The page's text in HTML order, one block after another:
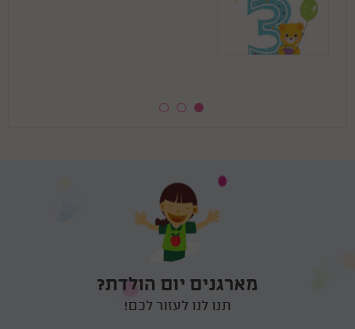
מחמאות על היום הולדת. אשלח לך סרטונים יותר מאוחר שאתפנה
קוסם מושלם לגיל 6 19/05
קיבלתי המלצה חמה עליכם הכל היה מ-ו-ש-ל-ם! הילדים מאוד נהנו והיו
מרותקים שעתיים שלמות. פוף הקוסם היה מצחיק, סוחף ומאוד מקצועי.
😄 זה לא היה מה שהם רגילים אליו... היה פשוט מושלם! ממליצה בחום
מארגנים יום הולדת?
תנו לנו לעזור לכם!